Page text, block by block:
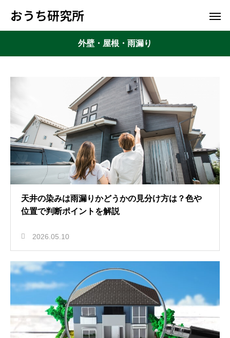
おうち研究所
外壁・屋根・雨漏り
天井の染みは雨漏りかどうかの見分け方は？色や
位置で判断ポイントを解説
2026.05.10